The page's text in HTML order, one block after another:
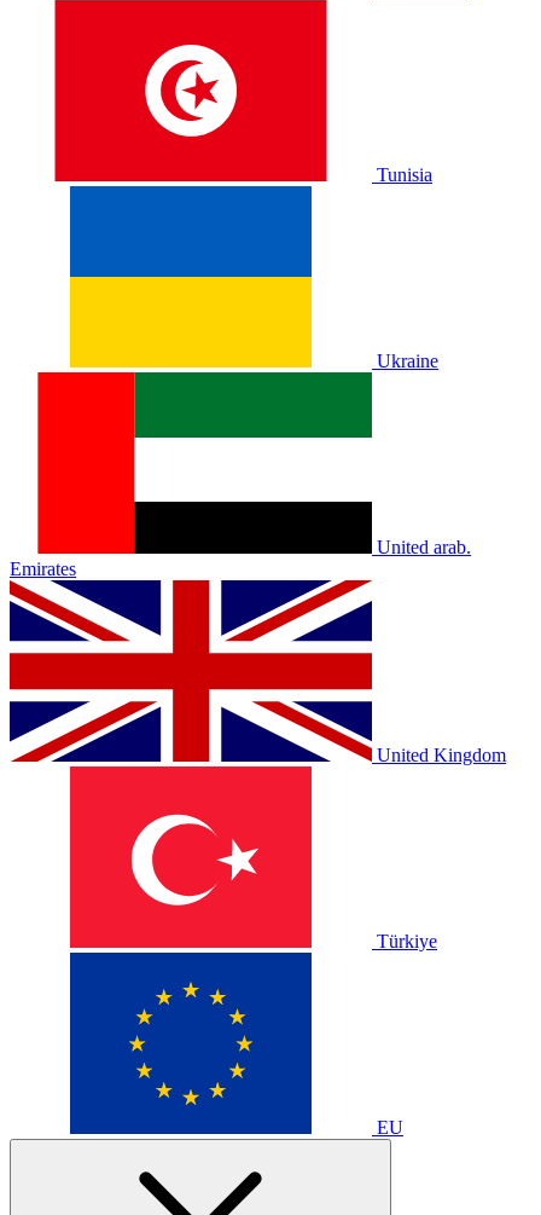
Tunisia
Ukraine
United arab.
Emirates
United Kingdom
Türkiye
EU